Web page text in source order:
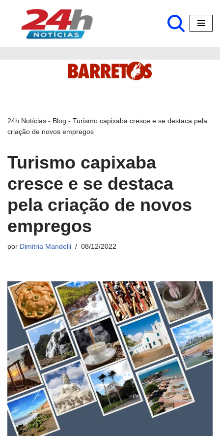
Pular
24h Notícias - Blog - Turismo capixaba cresce e se destaca pela
criação de novos empregos
Turismo capixaba
cresce e se destaca
pela criação de novos
empregos
por Dimitria Mandelli 08/12/2022